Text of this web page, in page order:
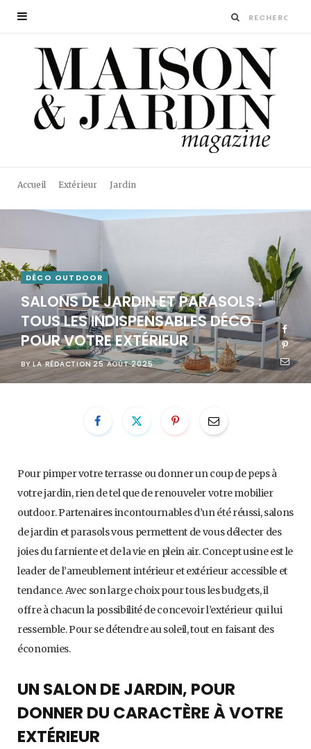
Accueil Extérieur Jardin
DÉCO OUTDOOR
SALONS DE JARDIN ET PARASOLS :
TOUS LES INDISPENSABLES DÉCO
POUR VOTRE EXTÉRIEUR
BY LA RÉDACTION 25 AOÛT 2025
Pour pimper votre terrasse ou donner un coup de peps à
votre jardin, rien de tel que de renouveler votre mobilier
outdoor. Partenaires incontournables d’un été réussi, salons
de jardin et parasols vous permettent de vous délecter des
joies du farniente et de la vie en plein air. Concept usine est le
leader de l’ameublement intérieur et extérieur accessible et
tendance. Avec son large choix pour tous les budgets, il
offre à chacun la possibilité de concevoir l’extérieur qui lui
ressemble. Pour se détendre au soleil, tout en faisant des
économies.
UN SALON DE JARDIN, POUR
DONNER DU CARACTÈRE À VOTRE
EXTÉRIEUR